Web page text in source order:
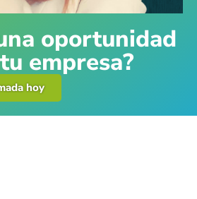
oportunidad
empresa?
hoy